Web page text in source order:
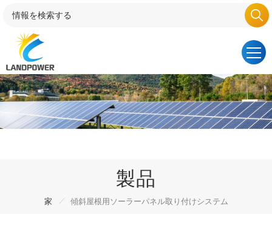
製品
家 / 傾斜屋根用ソーラーパネル取り付けシステム